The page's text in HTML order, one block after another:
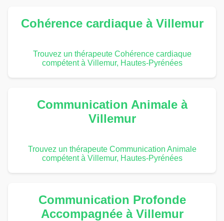
Cohérence cardiaque à Villemur
Trouvez un thérapeute Cohérence cardiaque
compétent à Villemur, Hautes-Pyrénées
Communication Animale à
Villemur
Trouvez un thérapeute Communication Animale
compétent à Villemur, Hautes-Pyrénées
Communication Profonde
Accompagnée à Villemur